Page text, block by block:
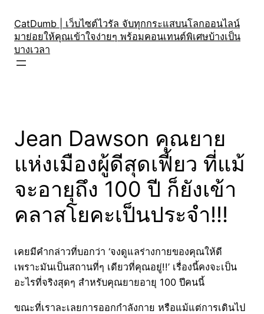
content
CatDumb | เว็บไซต์ไวรัล จับทุกกระแสบนโลกออนไลน์
มาย่อยให้คุณเข้าใจง่ายๆ พร้อมคอนเทนต์พิเศษบ้างเป็น
บางเวลา
Jean Dawson คุณยาย
แห่งเมืองผู้ดีสุดเฟี้ยว ที่แม้
จะอายุถึง 100 ปี ก็ยังเข้า
คลาสโยคะเป็นประจำ!!!
เคยมีคำกล่าวที่บอกว่า ‘จงดูแลร่างกายของคุณให้ดี
เพราะมันเป็นสถานที่ๆ เดียวที่คุณอยู่!!’ เรื่องนี้คงจะเป็น
อะไรที่จริงสุดๆ สำหรับคุณยายอายุ 100 ปีคนนี้
ขณะที่เราละเลยการออกกำลังกาย หรือแม้แต่การเดินไป